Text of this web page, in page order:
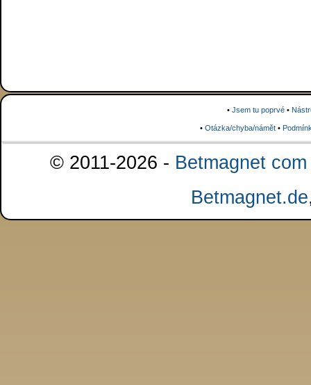
• Jsem tu poprvé •
• Otázka/chyba/námět•
© 2011-2026 - Betmagnet
Betmagnet.de